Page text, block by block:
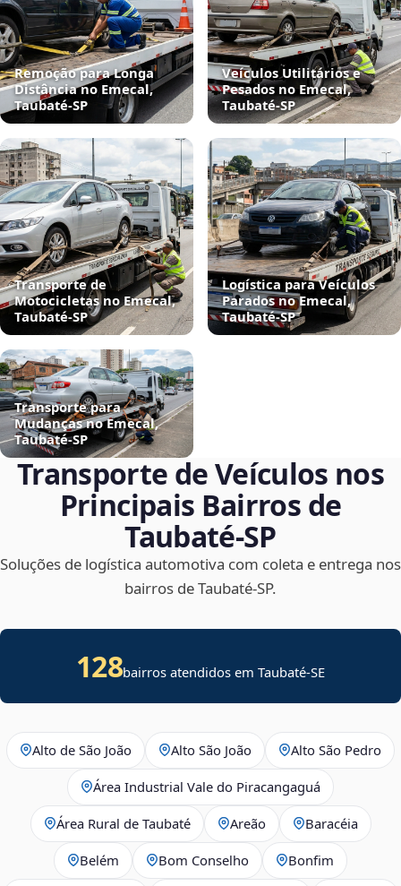
Remoção para Longa
Distância no Emecal,
Taubaté‑SP
Veículos Utilitários e
Pesados no Emecal,
Taubaté‑SP
Transporte de
Motocicletas no Emecal,
Taubaté‑SP
Logística para Veículos
Parados no Emecal,
Taubaté‑SP
Transporte para
Mudanças no Emecal,
Taubaté‑SP
Transporte de Veículos nos
Principais Bairros de
Taubaté‑SP
Soluções de logística automotiva com coleta e entrega nos
bairros de Taubaté‑SP.
128bairros atendidos emTaubaté-SE
Alto de São João Alto São João Alto São Pedro
Área Industrial Vale do Piracangaguá
Área Rural de Taubaté Areão Baracéia
Belém Bom Conselho Bonfim